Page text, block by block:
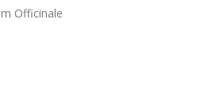
Officinale